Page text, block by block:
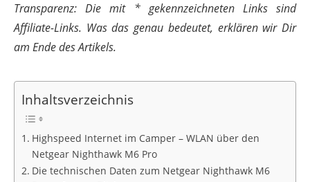
Transparenz: Die mit * gekennzeichneten Links sind
Affiliate-Links. Was das genau bedeutet, erklären wir Dir
am Ende des Artikels.
Inhaltsverzeichnis
Highspeed Internet im Camper – WLAN über den
Netgear Nighthawk M6 Pro
Die technischen Daten zum Netgear Nighthawk M6